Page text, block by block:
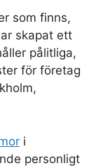
som finns,
skapat ett
pålitliga,
för företag
i
personligt